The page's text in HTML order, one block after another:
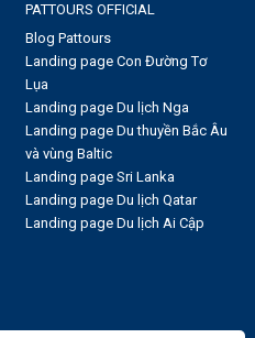
PATTOURS OFFICIAL
Blog Pattours
Landing page Con Đường Tơ
Lụa
Landing page Du lịch Nga
Landing page Du thuyền Bắc Âu
và vùng Baltic
Landing page Sri Lanka
Landing page Du lịch Qatar
Landing page Du lịch Ai Cập